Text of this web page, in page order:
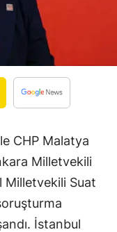
CHP Malatya
Milletvekili
Milletvekili Suat
İstanbul